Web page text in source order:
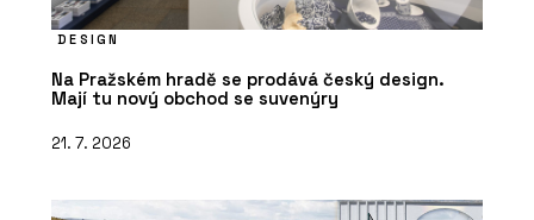
DESIGN
Na Pražském hradě se prodává český design.
Mají tu nový obchod se suvenýry
21. 7. 2026